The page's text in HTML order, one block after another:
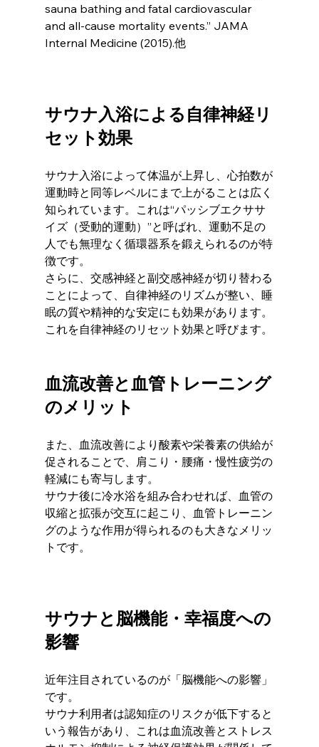
sauna bathing and fatal cardiovascular
and all-cause mortality events.” JAMA
Internal Medicine (2015).他
サウナ入浴による自律神経リ
セット効果
サウナ入浴によって体温が上昇し、心拍数が
運動時と同等レベルにまで上がることは広く
知られています。これは“パッシブエクササ
イズ（受動的運動）”と呼ばれ、運動不足の
人でも無理なく循環器系を鍛えられるのが特
徴です。
さらに、交感神経と副交感神経が切り替わる
ことによって、自律神経のリズムが整い、睡
眠の質や精神的な安定にも効果があります。
これを自律神経のリセット効果と呼びます。
血流改善と血管トレーニング
のメリット
また、血流改善により酸素や栄養素の供給が
促されることで、肩こり・腰痛・慢性疲労の
軽減にも寄与します。
サウナ後に冷水浴を組み合わせれば、血管の
収縮と拡張が交互に起こり、血管トレーニン
グのような作用が得られるのも大きなメリッ
トです。
サウナと脳機能・幸福度への
影響
近年注目されているのが「脳機能への影響」
です。
サウナ利用者は認知症のリスクが低下すると
いう報告があり、これは血流改善とストレス